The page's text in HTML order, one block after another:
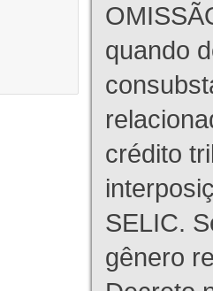
quando
crédito
SELIC.
gênero